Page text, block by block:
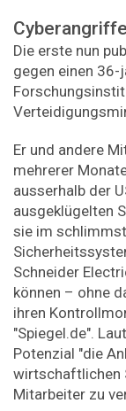
Die erste nun
gegen einen 36-
Er und andere
mehrerer
ausserhalb der
ausgeklügelten
sie im
Schneider
können – ohne
ihren
"Spiegel.de".
Potenzial "die
wirtschaftlichen
Mitarbeiter zu